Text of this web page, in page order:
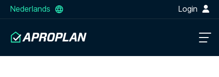
Nederlands Login